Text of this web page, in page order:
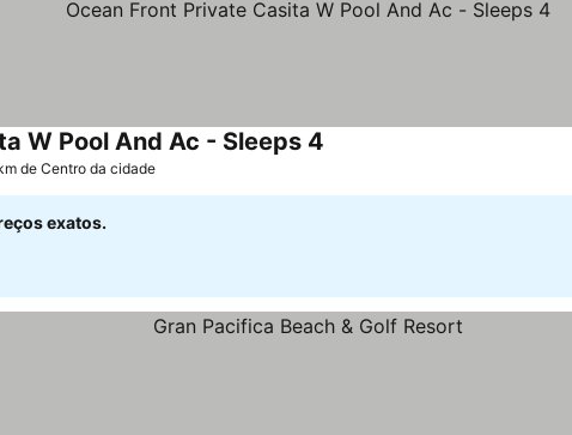
W Pool And Ac - Sleeps 4
de Centro da cidade
exatos.